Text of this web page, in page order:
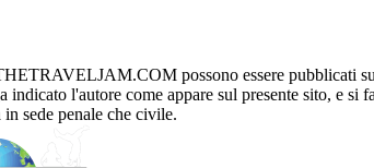
possono essere pubblicati
indicato l'autore come appare sul presente sito,
in sede penale che civile.